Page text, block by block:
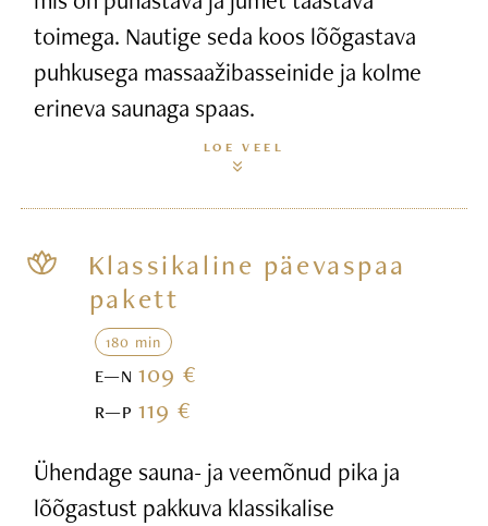
toimega. Nautige seda koos lõõgastava
puhkusega massaažibasseinide ja kolme
erineva saunaga spaas.
LOE VEEL
Klassikaline päevaspaa
pakett
180 min
E—N109 €
R—P119 €
Ühendage sauna- ja veemõnud pika ja
lõõgastust pakkuva klassikalise